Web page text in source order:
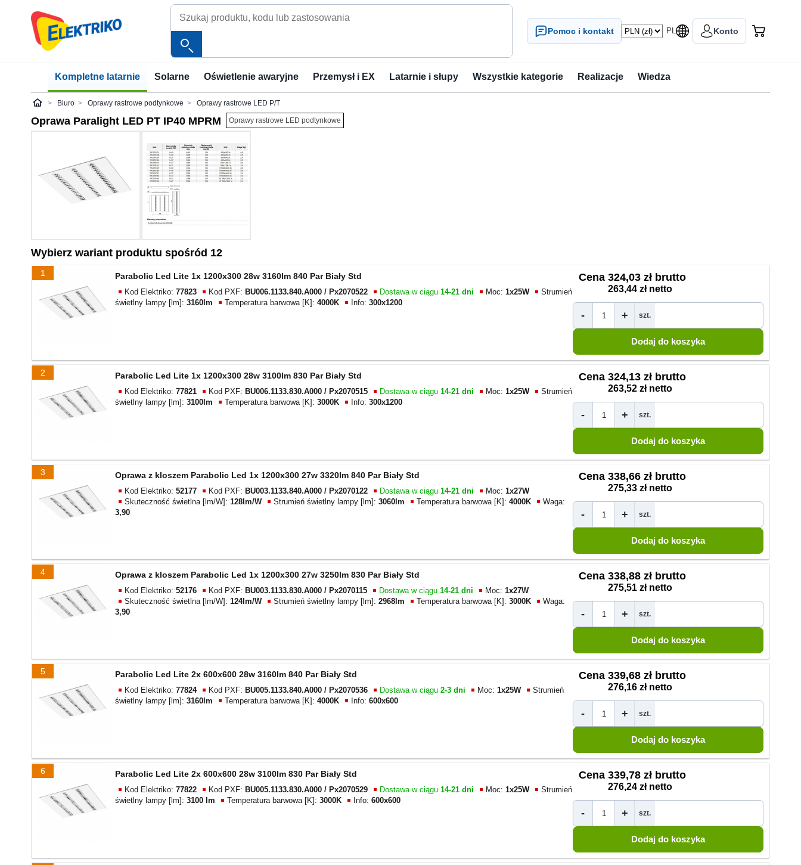
Pomoc i kontakt PL Konto
Kompletne latarnie Solarne Oświetlenie awaryjne Przemysł i EX Latarnie i słupy Wszystkie kategorie Realizacje Wiedza
ElektrikoBiuro Oprawy rastrowe podtynkowe Oprawy rastrowe LED P/T
Oprawa Paralight LED PT IP40 MPRM Oprawy rastrowe LED podtynkowe
Wybierz wariant produktu spośród 12
1 Parabolic Led Lite 1x 1200x300 28w 3160lm 840 Par Biały Std
Kod Elektriko: 77823 Kod PXF: BU006.1133.840.A000 / Px2070522 Dostawa w ciągu 14-21 dni Moc: 1x25W
Strumień
świetlny lampy [lm]: 3160lm Temperatura barwowa [K]: 4000K Info: 300x1200
Cena 324,03 zł brutto
263,44 zł netto
- + szt.
2 Parabolic Led Lite 1x 1200x300 28w 3100lm 830 Par Biały Std
Kod Elektriko: 77821 Kod PXF: BU006.1133.830.A000 / Px2070515 Dostawa w ciągu 14-21 dni Moc: 1x25W
Strumień
świetlny lampy [lm]: 3100lm Temperatura barwowa [K]: 3000K Info: 300x1200
Cena 324,13 zł brutto
263,52 zł netto
- + szt.
3 Oprawa z kloszem Parabolic Led 1x 1200x300 27w 3320lm 840 Par Biały Std
Kod Elektriko: 52177 Kod PXF: BU003.1133.840.A000 / Px2070122 Dostawa w ciągu 14-21 dni Moc: 1x27W
Skuteczność świetlna [lm/W]: 128lm/W Strumień świetlny lampy [lm]: 3060lm Temperatura barwowa [K]: 4000K
Waga:
3,90
Cena 338,66 zł brutto
275,33 zł netto
- + szt.
4 Oprawa z kloszem Parabolic Led 1x 1200x300 27w 3250lm 830 Par Biały Std
Kod Elektriko: 52176 Kod PXF: BU003.1133.830.A000 / Px2070115 Dostawa w ciągu 14-21 dni Moc: 1x27W
Skuteczność świetlna [lm/W]: 124lm/W Strumień świetlny lampy [lm]: 2968lm Temperatura barwowa [K]: 3000K
Waga:
3,90
Cena 338,88 zł brutto
275,51 zł netto
- + szt.
5 Parabolic Led Lite 2x 600x600 28w 3160lm 840 Par Biały Std
Kod Elektriko: 77824 Kod PXF: BU005.1133.840.A000 / Px2070536 Dostawa w ciągu 2-3 dni Moc: 1x25W
Strumień
świetlny lampy [lm]: 3160lm Temperatura barwowa [K]: 4000K Info: 600x600
Cena 339,68 zł brutto
276,16 zł netto
- + szt.
6 Parabolic Led Lite 2x 600x600 28w 3100lm 830 Par Biały Std
Kod Elektriko: 77822 Kod PXF: BU005.1133.830.A000 / Px2070529 Dostawa w ciągu 14-21 dni Moc: 1x25W
Strumień
świetlny lampy [lm]: 3100 lm Temperatura barwowa [K]: 3000K Info: 600x600
Cena 339,78 zł brutto
276,24 zł netto
- + szt.